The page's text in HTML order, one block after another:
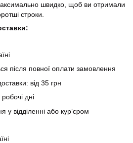
швидко, щоб ви отримали
строки.
після повної оплати замовлення
від 35 грн
дні
у відділенні або кур’єром